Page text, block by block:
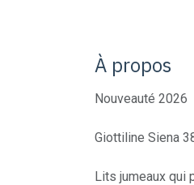
À propos
Nouveauté 2026
Giottiline Siena
Lits jumeaux qui